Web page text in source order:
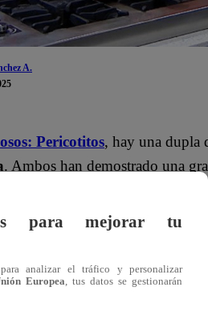
A.
Pericotitos, hay una dupla
. Ambos han demostrado una
conArmando Machuca
, el
emocionado. A lo que
usted”
para mejorar tu
analizar el tráfico y personalizar
Europea , tus datos se gestionarán